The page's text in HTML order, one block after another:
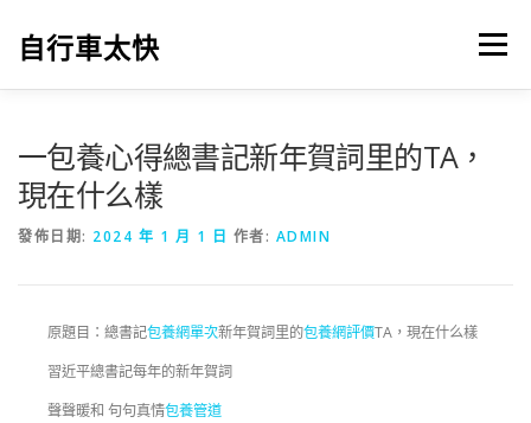
自行車太快 選單
一包養心得總書記新年賀詞里的TA，
現在什么樣
發佈日期: 2024 年 1 月 1 日 作者: ADMIN
原題目：總書記包養網單次新年賀詞里的包養網評價TA，現在什么樣
習近平總書記每年的新年賀詞
聲聲暖和 句句真情包養管道